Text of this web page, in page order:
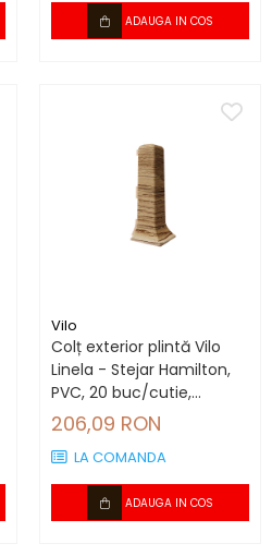
ADAUGA IN COS
Vilo
Colț exterior plintă Vilo
Linela - Stejar Hamilton,
PVC, 20 buc/cutie,
compatibil plintă 80 mm
206,09 RON
LA COMANDA
ADAUGA IN COS